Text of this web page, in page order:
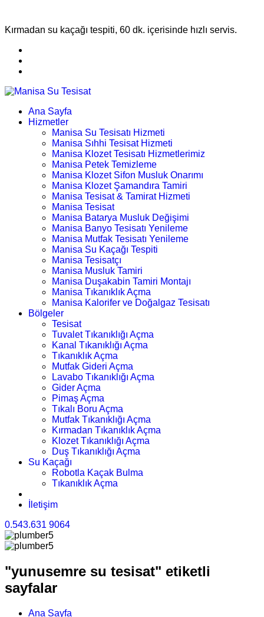
Kırmadan su kaçağı tespiti, 60 dk. içerisinde hızlı servis.
Ana Sayfa
Hizmetler
Manisa Su Tesisatı Hizmeti
Manisa Sıhhi Tesisat Hizmeti
Manisa Klozet Tesisatı Hizmetlerimiz
Manisa Petek Temizleme
Manisa Klozet Sifon Musluk Onarımı
Manisa Klozet Şamandıra Tamiri
Manisa Tesisat & Tamirat Hizmeti
Manisa Tesisat
Manisa Batarya Musluk Değişimi
Manisa Banyo Tesisatı Yenileme
Manisa Mutfak Tesisatı Yenileme
Manisa Su Kaçağı Tespiti
Manisa Tesisatçı
Manisa Musluk Tamiri
Manisa Duşakabin Tamiri Montajı
Manisa Tıkanıklık Açma
Manisa Kalorifer ve Doğalgaz Tesisatı
Bölgeler
Tesisat
Tuvalet Tıkanıklığı Açma
Kanal Tıkanıklığı Açma
Tıkanıklık Açma
Mutfak Gideri Açma
Lavabo Tıkanıklığı Açma
Gider Açma
Pimaş Açma
Tıkalı Boru Açma
Mutfak Tıkanıklığı Açma
Kırmadan Tıkanıklık Açma
Klozet Tıkanıklığı Açma
Duş Tıkanıklığı Açma
Su Kaçağı
Robotla Kaçak Bulma
Tıkanıklık Açma
İletişim
0.543.631 9064
"yunusemre su tesisat" etiketli
sayfalar
Ana Sayfa